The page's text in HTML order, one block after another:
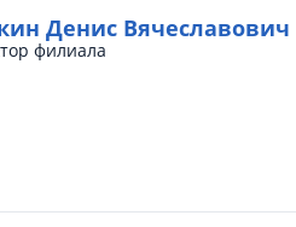
Денис Вячеславович
филиала